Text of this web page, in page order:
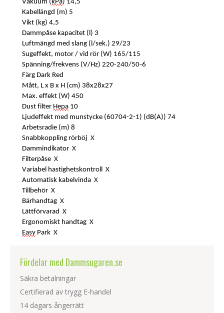
Vakuum ( kPa) 14,5
Kabellängd (m) 5
Vikt (kg) 4,5
Dammpåse kapacitet (l) 3
Luftmängd med slang (l/sek.) 29/23
Sugeffekt, motor / vid rör (W) 165/115
Spänning/frekvens (V/Hz) 220-240/50-6
Färg Dark Red
Mått, L x B x H (cm) 38x28x27
Max. effekt (W) 450
Dust filter Hepa 10
Ljudeffekt med munstycke (60704-2-1) (dB(A)) 74
Arbetsradie (m) 8
Snabbkoppling rörböj X
Dammindikator X
Filterpåse X
Variabel hastighetskontroll X
Automatisk kabelvinda X
Tillbehör X
Bärhandtag X
Lättförvarad X
Ergonomiskt handtag X
Easy Park X
Fördelar med Dammsugaren.se
Säkra betalningar
Certifierad av trygg E-handel
14 dagars ångerrätt